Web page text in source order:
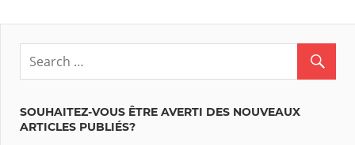
SOUHAITEZ-VOUS ÊTRE AVERTI DES NOUVEAUX
ARTICLES PUBLIÉS?